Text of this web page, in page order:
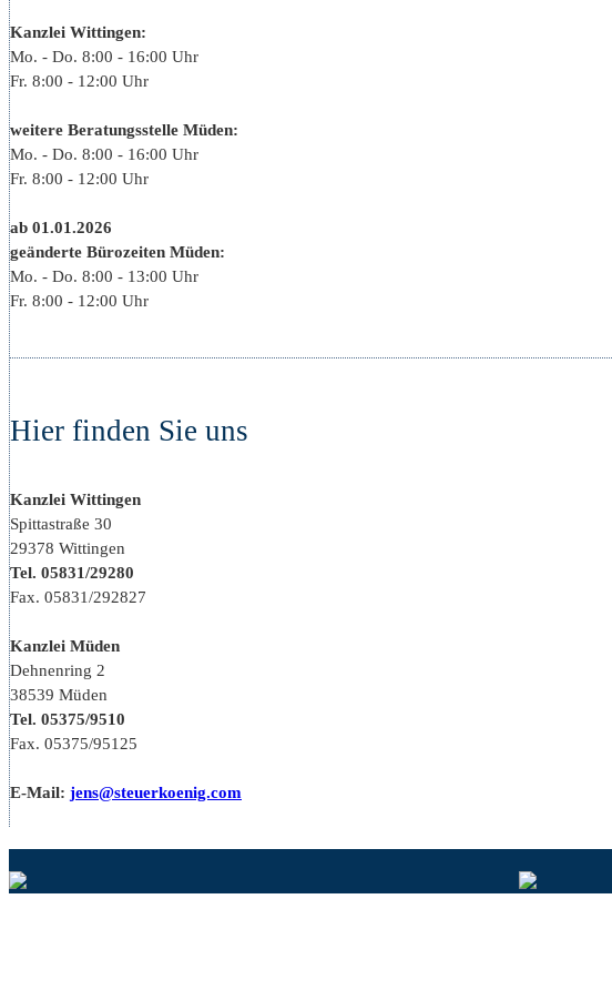
Kanzlei Wittingen:
Mo. - Do. 8:00 - 16:00 Uhr
Fr. 8:00 - 12:00 Uhr
weitere Beratungsstelle Müden:
Mo. - Do. 8:00 - 16:00 Uhr
Fr. 8:00 - 12:00 Uhr
ab 01.01.2026
geänderte Bürozeiten Müden:
Mo. - Do. 8:00 - 13:00 Uhr
Fr. 8:00 - 12:00 Uhr
Hier finden Sie uns
Kanzlei Wittingen
Spittastraße 30
29378 Wittingen
Tel. 05831/29280
Fax. 05831/292827
Kanzlei Müden
Dehnenring 2
38539 Müden
Tel. 05375/9510
Fax. 05375/95125
E-Mail: jens@steuerkoenig.com